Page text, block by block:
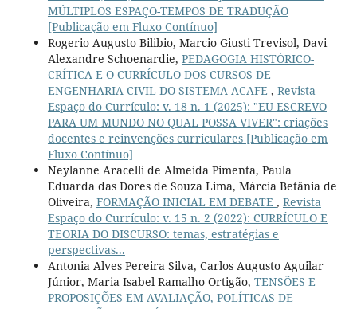
MÚLTIPLOS ESPAÇO-TEMPOS DE TRADUÇÃO
[Publicação em Fluxo Contínuo]
Rogerio Augusto Bilibio, Marcio Giusti Trevisol, Davi
Alexandre Schoenardie, PEDAGOGIA HISTÓRICO-
CRÍTICA E O CURRÍCULO DOS CURSOS DE
ENGENHARIA CIVIL DO SISTEMA ACAFE , Revista
Espaço do Currículo: v. 18 n. 1 (2025): "EU ESCREVO
PARA UM MUNDO NO QUAL POSSA VIVER": criações
docentes e reinvenções curriculares [Publicação em
Fluxo Contínuo]
Neylanne Aracelli de Almeida Pimenta, Paula
Eduarda das Dores de Souza Lima, Márcia Betânia de
Oliveira, FORMAÇÃO INICIAL EM DEBATE , Revista
Espaço do Currículo: v. 15 n. 2 (2022): CURRÍCULO E
TEORIA DO DISCURSO: temas, estratégias e
perspectivas...
Antonia Alves Pereira Silva, Carlos Augusto Aguilar
Júnior, Maria Isabel Ramalho Ortigão, TENSÕES E
PROPOSIÇÕES EM AVALIAÇÃO, POLÍTICAS DE